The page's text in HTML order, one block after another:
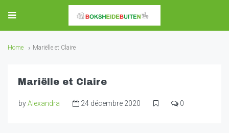
Home Mariëlle et Claire
Mariëlle et Claire
byAlexandra 24 décembre 2020 0